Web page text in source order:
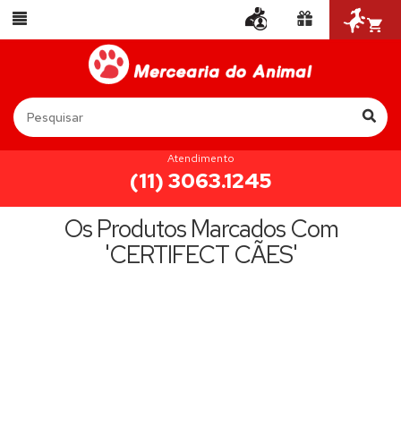
Atendimento
(11) 3063.1245
Os Produtos Marcados Com
'CERTIFECT CÃES'